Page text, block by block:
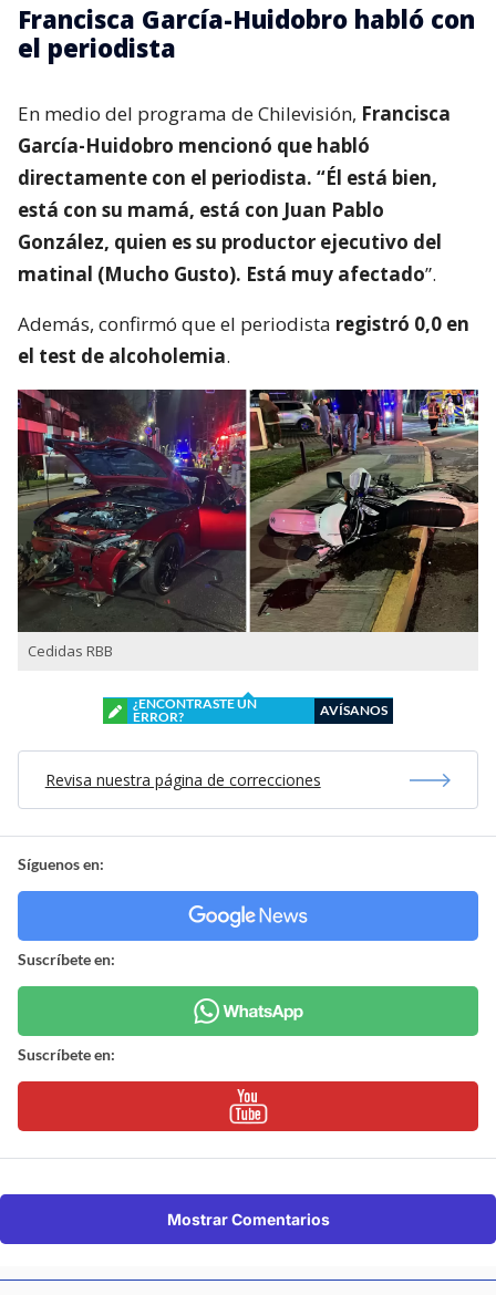
Francisca García-Huidobro habló con
el periodista
En medio del programa de Chilevisión, Francisca
García-Huidobro mencionó que habló
directamente con el periodista. “Él está bien,
está con su mamá, está con Juan Pablo
González, quien es su productor ejecutivo del
matinal (Mucho Gusto). Está muy afectado”.
Además, confirmó que el periodista registró 0,0 en
el test de alcoholemia.
Cedidas RBB
¿ENCONTRASTE UN
ERROR?
AVÍSANOS
Revisa nuestra página de correcciones
Síguenos en:
Suscríbete en:
Suscríbete en:
Mostrar Comentarios